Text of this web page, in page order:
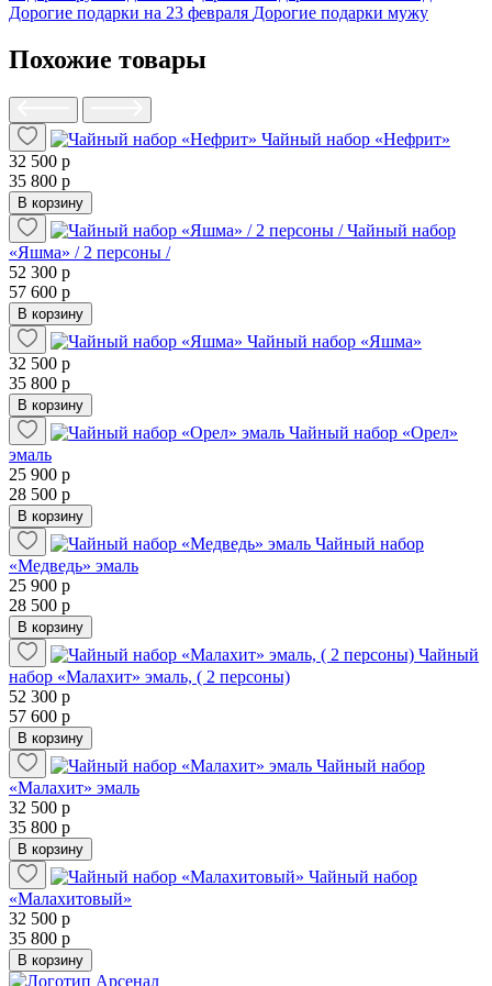
Дорогие подарки на 23 февраля Дорогие подарки мужу
Похожие товары
Чайный набор «Нефрит»
32 500 р
35 800 р
В корзину
Чайный набор
«Яшма» / 2 персоны /
52 300 р
57 600 р
В корзину
Чайный набор «Яшма»
32 500 р
35 800 р
В корзину
Чайный набор «Орел»
эмаль
25 900 р
28 500 р
В корзину
Чайный набор
«Медведь» эмаль
25 900 р
28 500 р
В корзину
Чайный
набор «Малахит» эмаль, ( 2 персоны)
52 300 р
57 600 р
В корзину
Чайный набор
«Малахит» эмаль
32 500 р
35 800 р
В корзину
Чайный набор
«Малахитовый»
32 500 р
35 800 р
В корзину